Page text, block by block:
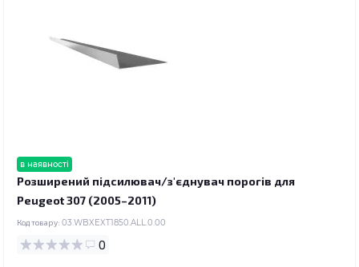
в наявності
Розширений підсилювач/з'єднувач порогів для
Peugeot 307 (2005–2011)
Код товару: 03.WBXEXT1850.ALL.0.00
0